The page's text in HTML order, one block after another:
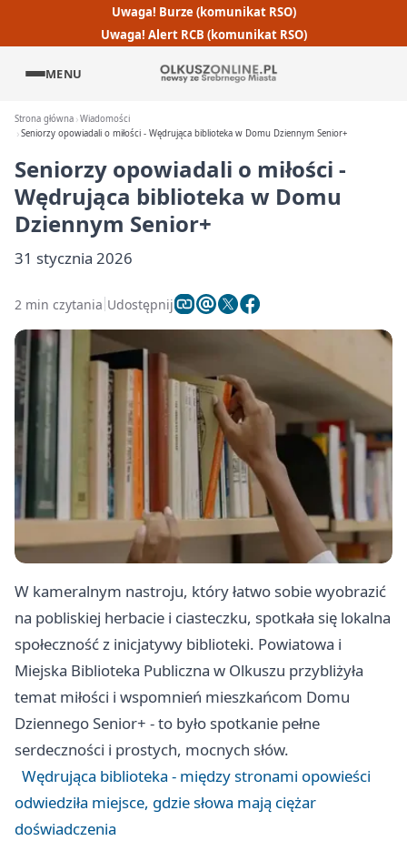
Uwaga! Burze (komunikat RSO)
Uwaga! Alert RCB (komunikat RSO)
MENU
Strona główna Wiadomości
Seniorzy opowiadali o miłości - Wędrująca biblioteka w Domu Dziennym Senior+
Seniorzy opowiadali o miłości -
Wędrująca biblioteka w Domu
Dziennym Senior+
31 stycznia 2026
2 min czytania Udostępnij
W kameralnym nastroju, który łatwo sobie wyobrazić
na pobliskiej herbacie i ciasteczku, spotkała się lokalna
społeczność z inicjatywy biblioteki. Powiatowa i
Miejska Biblioteka Publiczna w Olkuszu przybliżyła
temat miłości i wspomnień mieszkańcom Domu
Dziennego Senior+ - to było spotkanie pełne
serdeczności i prostych, mocnych słów.
Wędrująca biblioteka - między stronami opowieści
odwiedziła miejsce, gdzie słowa mają ciężar
doświadczenia